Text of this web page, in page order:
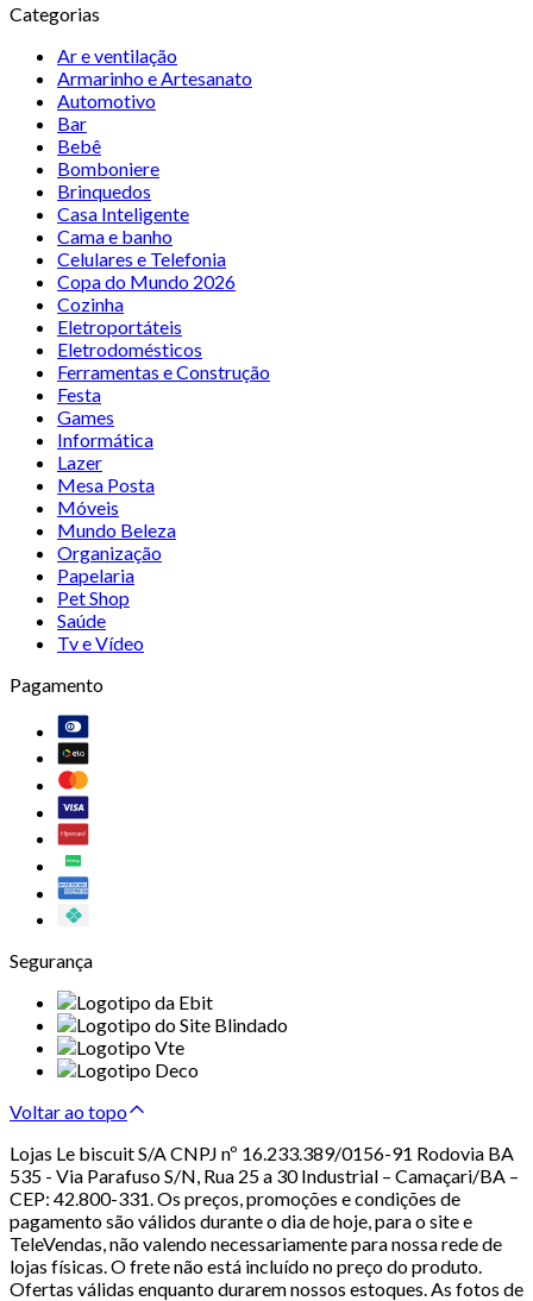
Categorias
Ar e ventilação
Armarinho e Artesanato
Automotivo
Bar
Bebê
Bomboniere
Brinquedos
Casa Inteligente
Cama e banho
Celulares e Telefonia
Copa do Mundo 2026
Cozinha
Eletroportáteis
Eletrodomésticos
Ferramentas e Construção
Festa
Games
Informática
Lazer
Mesa Posta
Móveis
Mundo Beleza
Organização
Papelaria
Pet Shop
Saúde
Tv e Vídeo
Pagamento
Segurança
Voltar ao topo
Lojas Le biscuit S/A CNPJ nº 16.233.389/0156-91 Rodovia BA
535 - Via Parafuso S/N, Rua 25 a 30 Industrial – Camaçari/BA –
CEP: 42.800-331. Os preços, promoções e condições de
pagamento são válidos durante o dia de hoje, para o site e
TeleVendas, não valendo necessariamente para nossa rede de
lojas físicas. O frete não está incluído no preço do produto.
Ofertas válidas enquanto durarem nossos estoques. As fotos de